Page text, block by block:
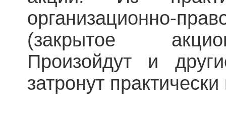
организационно-
(закрытое
Произойдут и
затронут